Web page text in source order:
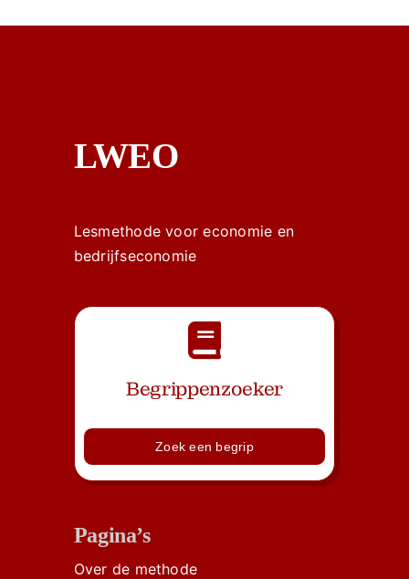
LWEO
Lesmethode voor economie en
bedrijfseconomie
Begrippenzoeker
Zoek een begrip
Pagina’s
Over de methode